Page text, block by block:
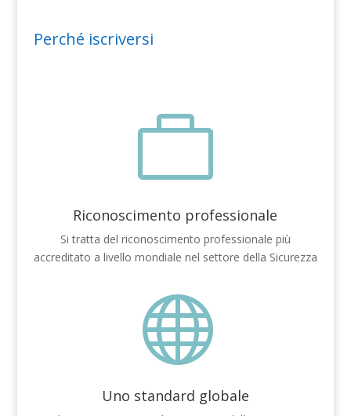
Perché iscriversi

Riconoscimento professionale
Si tratta del riconoscimento professionale più
accreditato a livello mondiale nel settore della Sicurezza

Uno standard globale